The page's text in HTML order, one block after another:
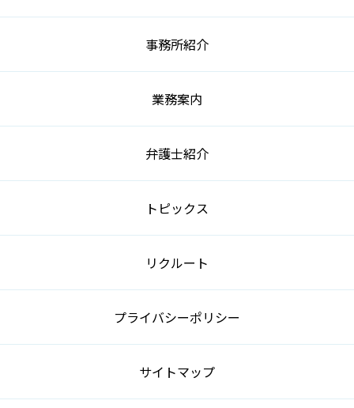
事務所紹介
業務案内
弁護士紹介
トピックス
リクルート
プライバシーポリシー
サイトマップ